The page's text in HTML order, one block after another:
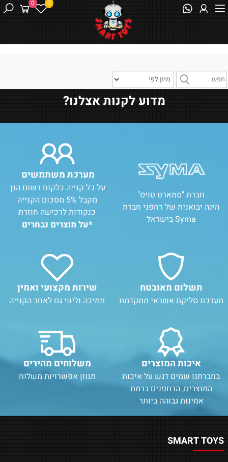
0 0
מדוע לקנות אצלנו?
חברת "סמארט טויס"
הינה יבואנית של רחפני חברת
Syma בישראל
מערכת משתמשים
על כל קנייה כלקוח רשום הנך
מקבל 5% מסכום הקנייה
כנקודות לרכישה חוזרת
*על מוצרים נבחרים
תשלום מאובטח
מערכת סליקת אשראי מתקדמת
שירות מקצועי ואמין
תמיכה וליווי גם לאחר הקנייה
איכות המוצרים
בחברתנו שמים דגש על איכות
המוצרים, הרחפנים ברמת
אמינות גבוהה ביותר
משלוחים מהירים
מגוון אפשרויות משלוח
SMART TOYS